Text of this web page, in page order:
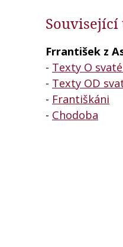
Související
Frrantišek z
- Texty O
- Texty OD
- Františkáni
- Chodoba